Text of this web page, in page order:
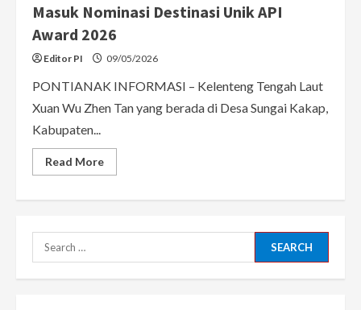
Masuk Nominasi Destinasi Unik API
Award 2026
Editor PI 09/05/2026
PONTIANAK INFORMASI – Kelenteng Tengah Laut
Xuan Wu Zhen Tan yang berada di Desa Sungai Kakap,
Kabupaten...
Read MoreRead
more
Nominasi
Search
for: